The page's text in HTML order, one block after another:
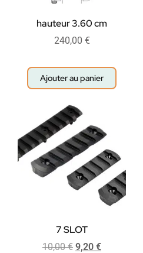
hauteur 3.60 cm
240,00 €
Ajouter au panier
7 SLOT
10,00€ 9,20 €